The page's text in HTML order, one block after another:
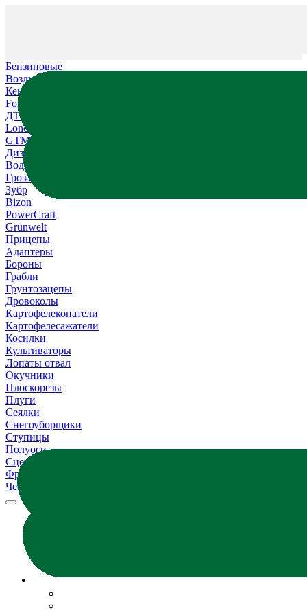
Бензиновые
Воздушные
Кентавр
Forte
ДТЗ
Loncin
GTM
Дизельные
Водяные
Гроза
Зубр
Bizon
PowerCraft
Grünwelt
Прицепы
Адаптеры
Бороны
Грабли
Грунтозацепы
Дровоколы
Картофелекопатели
Картофелесажатели
Косилки
Культиваторы
Лопаты отвал
Окучники
Плоскорезы
Плуги
Сеялки
Снегоуборщики
Ступицы
Полуоси
Сцепки
Фрезы
Чеснокосажалки
МОТОБЛОКИ